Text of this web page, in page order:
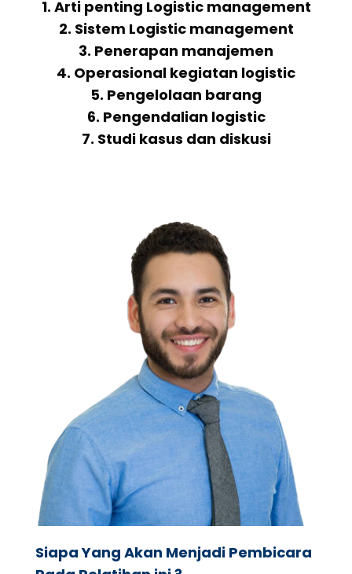
1. Arti penting Logistic management
2. Sistem Logistic management
3. Penerapan manajemen
4. Operasional kegiatan logistic
5. Pengelolaan barang
6. Pengendalian logistic
7. Studi kasus dan diskusi
Siapa Yang Akan Menjadi Pembicara